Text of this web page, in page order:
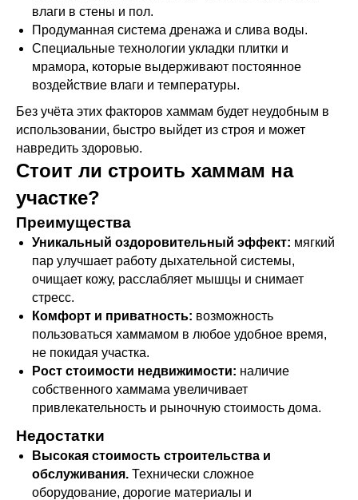
влаги в стены и пол.
Продуманная система дренажа и слива воды.
Специальные технологии укладки плитки и
мрамора, которые выдерживают постоянное
воздействие влаги и температуры.
Без учёта этих факторов хаммам будет неудобным в
использовании, быстро выйдет из строя и может
навредить здоровью.
Стоит ли строить хаммам на
участке?
Преимущества
Уникальный оздоровительный эффект: мягкий
пар улучшает работу дыхательной системы,
очищает кожу, расслабляет мышцы и снимает
стресс.
Комфорт и приватность: возможность
пользоваться хаммамом в любое удобное время,
не покидая участка.
Рост стоимости недвижимости: наличие
собственного хаммама увеличивает
привлекательность и рыночную стоимость дома.
Недостатки
Высокая стоимость строительства и
обслуживания. Технически сложное
оборудование, дорогие материалы и